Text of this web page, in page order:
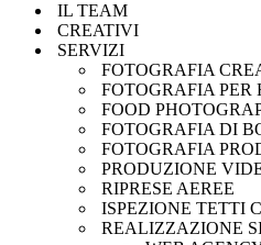
IL TEAM
CREATIVI
SERVIZI
FOTOGRAFIA
FOTOGRAFIA PER
FOOD
FOTOGRAFIA DI
FOTOGRAFIA
PRODUZIONE
RIPRESE AEREE
ISPEZIONE TETTI
REALIZZAZIONE